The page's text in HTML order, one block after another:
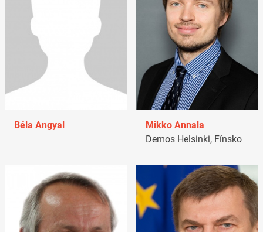
Béla Angyal
Mikko Annala
Demos Helsinki, Fínsko